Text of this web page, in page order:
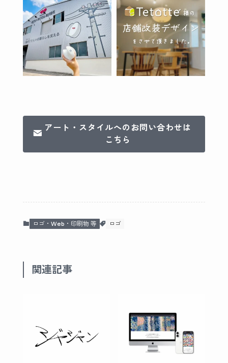
アート・スタイルへのお問い合わせは
こちら
ロゴ・Web・印刷物 等 ロゴ
関連記事